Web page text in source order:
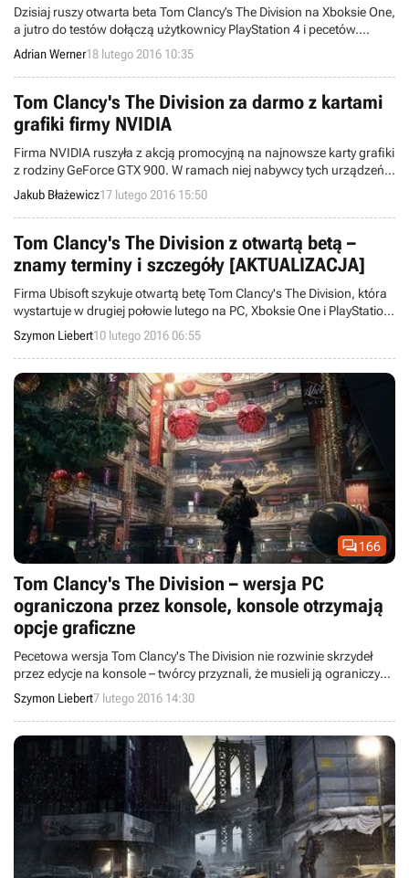
Dzisiaj ruszy otwarta beta Tom Clancy’s The Division na Xboksie One,
a jutro do testów dołączą użytkownicy PlayStation 4 i pecetów.
Dowiedzieliśmy się także, że konsola firmy Microsoft otrzyma
wszystkie płatne dodatki DLC miesiąc wcześniej niż pozostałe
platformy sprzętowe.
Adrian Werner18 lutego 2016 10:35
Tom Clancy's The Division za darmo z kartami
grafiki firmy NVIDIA
Firma NVIDIA ruszyła z akcją promocyjną na najnowsze karty grafiki
z rodziny GeForce GTX 900. W ramach niej nabywcy tych urządzeń
będą mogli pobrać pecetowe wydanie gry Tom Clancy's The Division.
Jakub Błażewicz17 lutego 2016 15:50
Tom Clancy's The Division z otwartą betą –
znamy terminy i szczegóły [AKTUALIZACJA]
Firma Ubisoft szykuje otwartą betę Tom Clancy's The Division, która
wystartuje w drugiej połowie lutego na PC, Xboksie One i PlayStation
4. Wydawca podał dokładny termin trwania wydarzenia dla każdej z
platform i zdradził, jaką nową zawartość gracze zobaczą. Osoby,
które wezmą udział w testach, otrzymają nagrodę w pełnej wersji
gry.
Szymon Liebert10 lutego 2016 06:55
166
Tom Clancy's The Division – wersja PC
ograniczona przez konsole, konsole otrzymają
opcje graficzne
Pecetowa wersja Tom Clancy's The Division nie rozwinie skrzydeł
przez edycje na konsole – twórcy przyznali, że musieli ją ograniczyć,
by posiadacze Xboksów One i PlayStation 4 nie poczuli się
traktowani niesprawiedliwie. Na platformach Sony i Microsoftu
pojawią się za to opcje graficzne rodem z komputerów, które
pozwolą przyspieszyć działanie gry.
Szymon Liebert7 lutego 2016 14:30